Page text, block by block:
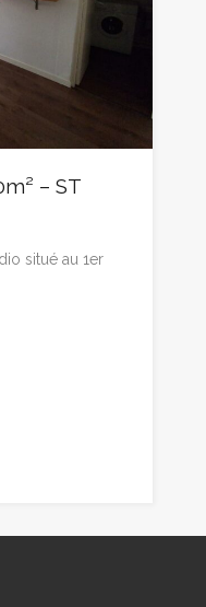
– ST
situé au 1er